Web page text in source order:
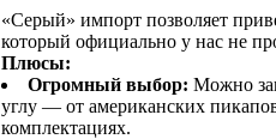
«Серый» импорт позволяет
который официально у нас не
Плюсы:
Огромный выбор: Можно
углу — от американских
комплектациях.